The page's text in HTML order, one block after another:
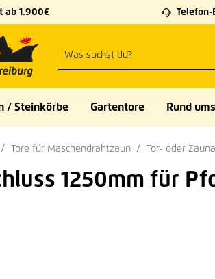
springen
ab 1.900€ Telefon-
/ Steinkörbe Gartentore Rund
Tore für Maschendrahtzaun Tor- oder
1250mm für